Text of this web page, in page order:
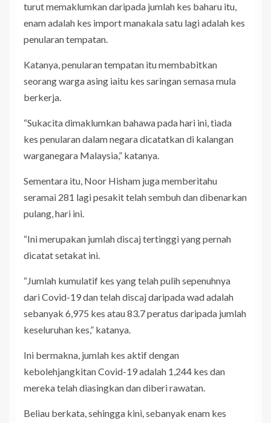
turut memaklumkan daripada jumlah kes baharu itu,
enam adalah kes import manakala satu lagi adalah kes
penularan tempatan.
Katanya, penularan tempatan itu membabitkan
seorang warga asing iaitu kes saringan semasa mula
berkerja.
“Sukacita dimaklumkan bahawa pada hari ini, tiada
kes penularan dalam negara dicatatkan di kalangan
warganegara Malaysia,” katanya.
Sementara itu, Noor Hisham juga memberitahu
seramai 281 lagi pesakit telah sembuh dan dibenarkan
pulang, hari ini.
“Ini merupakan jumlah discaj tertinggi yang pernah
dicatat setakat ini.
“Jumlah kumulatif kes yang telah pulih sepenuhnya
dari Covid-19 dan telah discaj daripada wad adalah
sebanyak 6,975 kes atau 83.7 peratus daripada jumlah
keseluruhan kes,” katanya.
Ini bermakna, jumlah kes aktif dengan
kebolehjangkitan Covid-19 adalah 1,244 kes dan
mereka telah diasingkan dan diberi rawatan.
Beliau berkata, sehingga kini, sebanyak enam kes